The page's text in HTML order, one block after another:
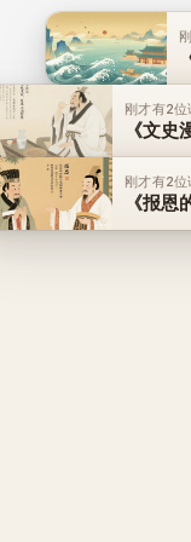
刚才有
《历
寿》
刚才有
《【
永存
刚才有
《【
静以